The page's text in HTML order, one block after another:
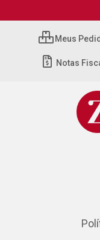
Meus
Notas